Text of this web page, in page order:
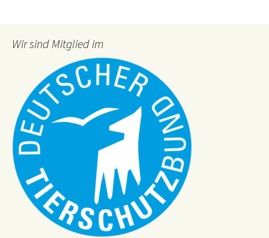
Wir sind Mitglied im